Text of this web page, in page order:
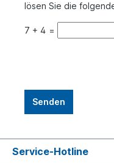
lösen Sie die
7 + 4 =
Service-Hotline